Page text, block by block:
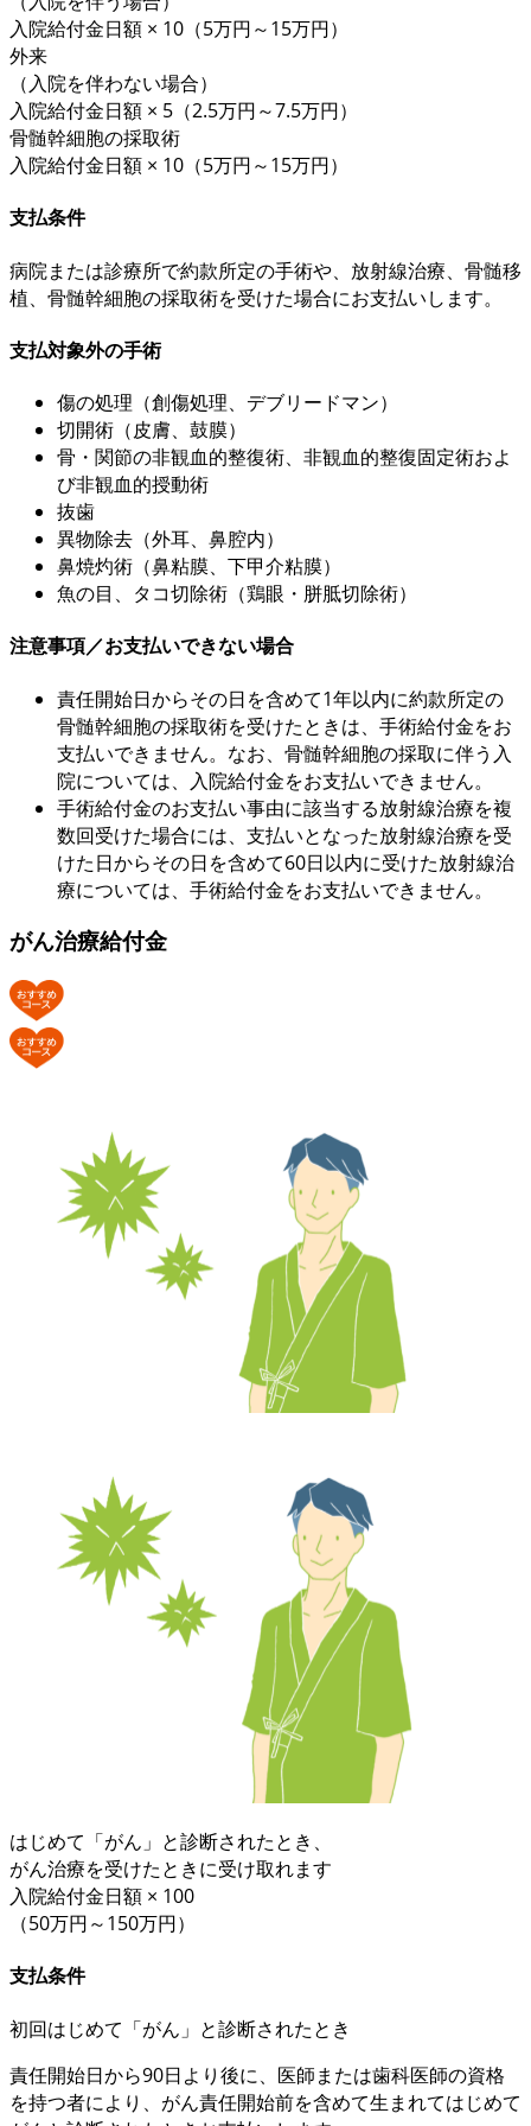
入院給付金日額 × 10 （5万円～15万円）
外来
（入院を伴わない場合）
入院給付金日額 × 5 （2.5万円～7.5万円）
骨髄幹細胞の採取術
入院給付金日額 × 10 （5万円～15万円）
支払条件
病院または診療所で約款所定の手術や、放射線治療、骨髄移
植、骨髄幹細胞の採取術を受けた場合にお支払いします。
支払対象外の手術
傷の処理（創傷処理、デブリードマン）
切開術（皮膚、鼓膜）
骨・関節の非観血的整復術、非観血的整復固定術およ
び非観血的授動術
抜歯
異物除去（外耳、鼻腔内）
鼻焼灼術（鼻粘膜、下甲介粘膜）
魚の目、タコ切除術（鶏眼・胼胝切除術）
注意事項／お支払いできない場合
責任開始日からその日を含めて1年以内に約款所定の
骨髄幹細胞の採取術を受けたときは、手術給付金をお
支払いできません。なお、骨髄幹細胞の採取に伴う入
院については、入院給付金をお支払いできません。
手術給付金のお支払い事由に該当する放射線治療を複
数回受けた場合には、支払いとなった放射線治療を受
けた日からその日を含めて60日以内に受けた放射線治
療については、手術給付金をお支払いできません。
がん治療給付金
はじめて「がん」と診断されたとき、
がん治療を受けたときに受け取れます
入院給付金日額 × 100
（50万円～150万円）
支払条件
初回はじめて「がん」と診断されたとき
責任開始日から90日より後に、医師または歯科医師の資格
を持つ者により、がん責任開始前を含めて生まれてはじめて